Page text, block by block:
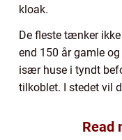
kloak.
De fleste tænker
end 150 år gamle
især huse i tyndt
tilkoblet. I stedet vil
Read